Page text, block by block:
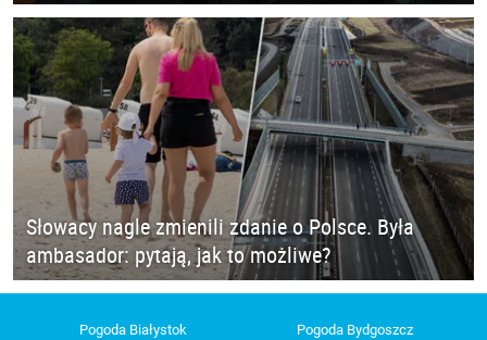
Słowacy nagle zmienili zdanie o Polsce. Była
ambasador: pytają, jak to możliwe?
Pogoda Białystok Pogoda Bydgoszcz